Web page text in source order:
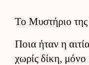
Το Μυστήριο της
Ποια ήταν η
χωρίς δίκη,